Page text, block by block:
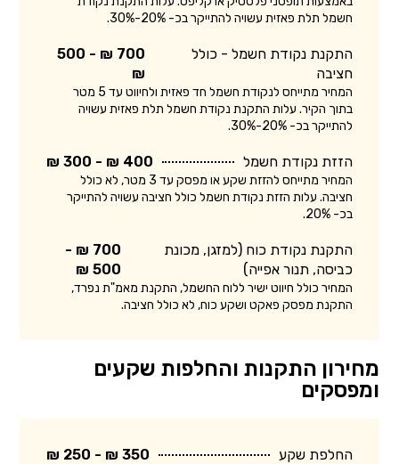
חשמל תלת פאזית עשויה להתייקר בכ- 20%-30%.
התקנת נקודת חשמל - כולל
חציבה
700 ₪ - 500
₪
המחיר מתייחס לנקודת חשמל חד פאזית ולחיווט עד 5 מטר
בתוך הקיר. עלות התקנת נקודת חשמל תלת פאזית עשויה
להתייקר בכ- 20%-30%.
הזזת נקודת חשמל 400 ₪ - 300 ₪
המחיר מתייחס להזזת שקע או מפסק עד 3 מטר, לא כולל
חציבה. עלות הזזת נקודת חשמל כולל חציבה עשויה להתייקר
בכ- 20%.
התקנת נקודת כוח (למזגן, מכונת
כביסה, תנור אפייה)
700 ₪ -
500 ₪
המחיר כולל חיווט ישיר ללוח החשמל, התקנת מאמ"ת נפרד,
התקנת מפסק פאקט ושקע כוח, לא כולל חציבה.
מחירון התקנות והחלפות שקעים
ומפסקים
החלפת שקע 350 ₪ - 250 ₪